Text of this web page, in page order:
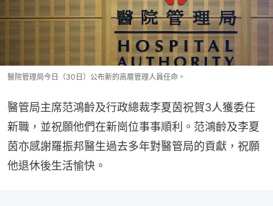
醫院管理局今日（30日）公布新的高層管理人員任命。
醫管局主席范鴻齡及行政總裁李夏茵祝賀3人獲委任
新職，並祝願他們在新崗位事事順利。范鴻齡及李夏
茵亦感謝羅振邦醫生過去多年對醫管局的貢獻，祝願
他退休後生活愉快。